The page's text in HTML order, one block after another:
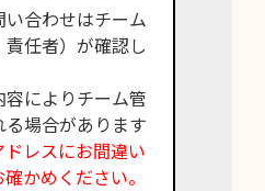
合わせはチーム
任者）が確認し
によりチーム管
場合があります
ドレスにお間違い
かめください。